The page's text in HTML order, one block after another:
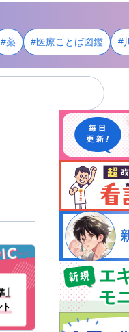
#薬 #医療ことば図鑑 #